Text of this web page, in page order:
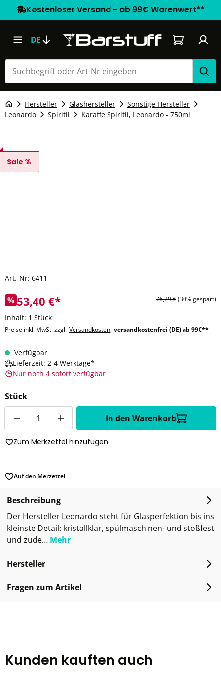
Kostenloser Versand - ab 99€ Warenwert**
DE Warenkorb
Hersteller Glashersteller
Sonstige Hersteller
Leonardo
Spiritii Karaffe Spiritii, Leonardo - 750ml
Sale %
Art.-Nr: 6411
% 53,40 €* 76,29 €(30% gespart)
Inhalt: 1 Stück
Preise inkl. MwSt. zzgl. Versandkosten, versandkostenfrei (DE) ab 99€**
Verfügbar
Lieferzeit: 2-4 Werktage*
Nur noch 4 sofort verfügbar
Stück
In den Warenkorb
Zum Merkzettel hinzufügen
Auf den Merzettel
Beschreibung
Der Hersteller Leonardo steht für Glasperfektion bis ins
kleinste Detail: kristallklar, spülmaschinen- und stoßfest
und zude… Mehr
Hersteller
Fragen zum Artikel
Kunden kauften auch